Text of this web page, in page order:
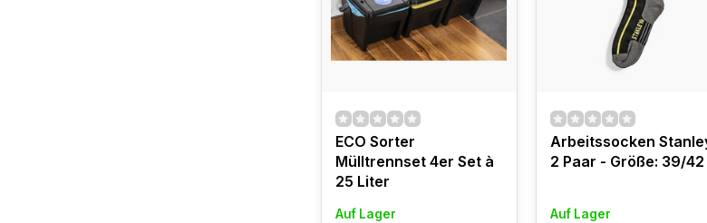
ECO Sorter
Mülltrennset 4er Set à
25 Liter
Auf Lager
Arbeitssocken
2 Paar - Größe: 39/42
Auf Lager